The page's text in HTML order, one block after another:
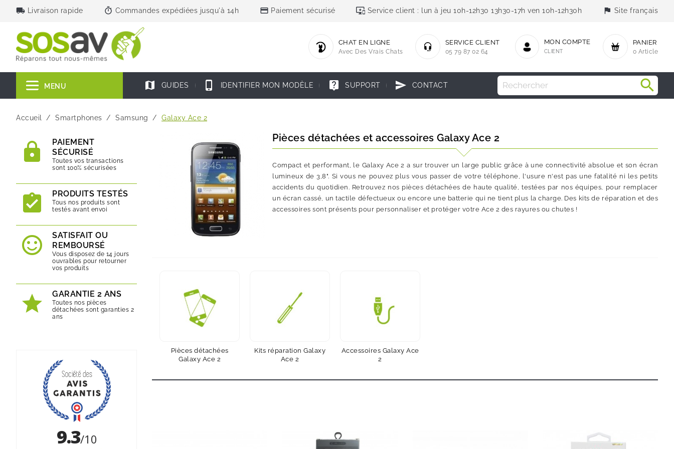
local_shipping Livraison rapide timer Commandes expédiées jusqu'à 14h credit_card Paiement sécurisé important_devices Service client : lun à jeu 10h-12h30 13h30-17h ven 10h-12h30h flag Site français
PANIER
0 Article
MON COMPTE
CLIENT
SERVICE CLIENT
05 79 87 02 64
CHAT EN LIGNE
Avec Des Vrais Chats
MENU map GUIDES phone_iphone IDENTIFIER MON MODÈLE live_help SUPPORT send CONTACT
Accueil Smartphones Samsung Galaxy Ace 2
PAIEMENT
SÉCURISÉ
Toutes vos transactions
sont 100% sécurisées
PRODUITS TESTÉS
Tous nos produits sont
testés avant envoi
SATISFAIT OU
REMBOURSÉ
Vous disposez de 14 jours
ouvrables pour retourner
vos produits
GARANTIE 2 ANS
Toutes nos pièces
détachées sont garanties 2
ans
Pièces détachées et accessoires Galaxy Ace 2
Compact et performant, le Galaxy Ace 2 a sur trouver un large public grâce à une connectivité absolue et son écran
lumineux de 3,8". Si vous ne pouvez plus vous passer de votre téléphone, l'usure n'est pas une fatalité ni les petits
accidents du quotidien. Retrouvez nos pièces détachées de haute qualité, testées par nos équipes, pour remplacer
un écran cassé, un tactile défectueux ou encore une batterie qui ne tient plus la charge. Des kits de réparation et des
accessoires sont présents pour personnaliser et protéger votre Ace 2 des rayures ou chutes !
Pièces détachées
Galaxy Ace 2
Kits réparation Galaxy
Ace 2
Accessoires Galaxy Ace
2